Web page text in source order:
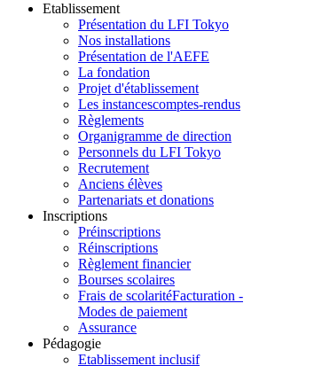
Etablissement
Présentation du LFI Tokyo
Nos installations
Présentation de l'AEFE
La fondation
Projet d'établissement
Les instancescomptes-rendus
Règlements
Organigramme de direction
Personnels du LFI Tokyo
Recrutement
Anciens élèves
Partenariats et donations
Inscriptions
Préinscriptions
Réinscriptions
Règlement financier
Bourses scolaires
Frais de scolaritéFacturation -
Modes de paiement
Assurance
Pédagogie
Etablissement inclusif